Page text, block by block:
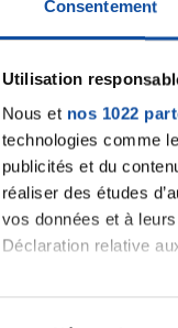
Consentement
Utilisation
Nous et nos 1022
technologies comme
publicités et du
réaliser des études
vos données et à
Déclaration relative
Si vous le permettez,
Je